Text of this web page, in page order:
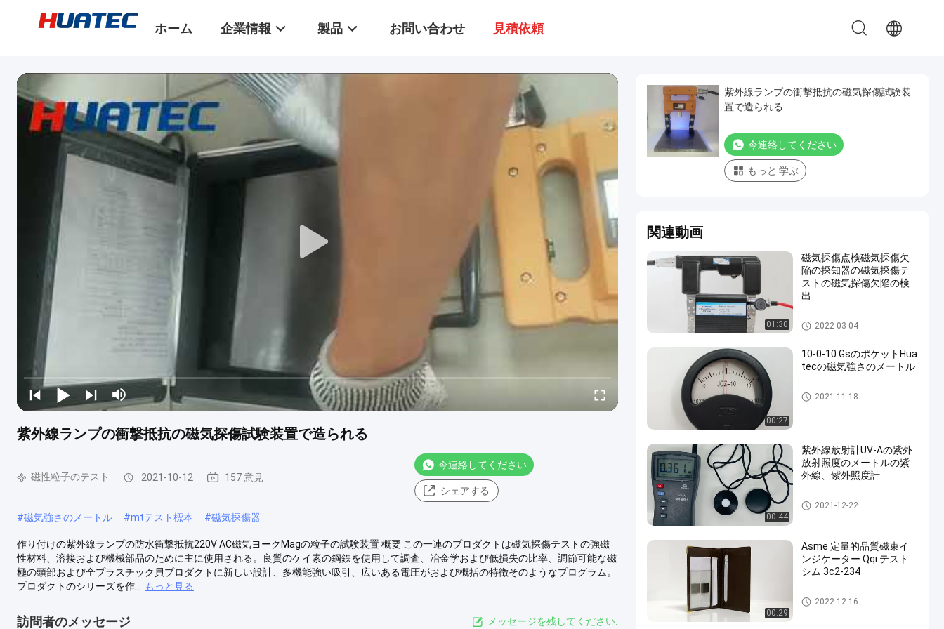
ホーム 企業情報 製品 お問い合わせ 見積依頼
紫外線ランプの衝撃抵抗の磁気探傷試験装置で造られる
磁性粒子のテスト 2021-10-12 157 意見
今連絡してください
シェアする
#磁気強さのメートル #mtテスト標本 #磁気探傷器
作り付けの紫外線ランプの防水衝撃抵抗220V AC磁気ヨークMagの粒子の試験装置 概要 この一連のプロダクトは磁気探傷テストの強磁
性材料、溶接および機械部品のために主に使用される。良質のケイ素の鋼鉄を使用して調査、冶金学および低損失の比率、調節可能な磁
極の頭部および全プラスチック貝プロダクトに新しい設計、多機能強い吸引、広いある電圧がおよび概括の特徴そのようなプログラム。
プロダクトのシリーズを作...
もっと見る
訪問者のメッセージ メッセージを残してください.
紫外線ランプの衝撃抵抗の磁気探傷試験装
置で造られる
今連絡してください
もっと 学ぶ
関連動画
01:30
磁気探傷点検磁気探傷欠
陥の探知器の磁気探傷テ
ストの磁気探傷欠陥の検
出
磁性粒子のテスト
2022-03-04
00:27
10-0-10 GsのポケットHua
tecの磁気強さのメートル
磁性粒子のテスト
2021-11-18
00:44
紫外線放射計UV-Aの紫外
放射照度のメートルの紫
外線、紫外照度計
磁性粒子のテスト
2021-12-22
00:29
Asme 定量的品質磁束イ
ンジケーター Qqi テスト
シム 3c2-234
磁性粒子のテスト
2022-12-16